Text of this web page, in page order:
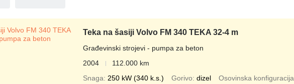
Teka na šasiji Volvo FM 340 TEKA 32-4 m
Građevinski strojevi - pumpa za beton
2004
112.000 km
Snaga
250 kW (340 k.s.) Gorivo dizel Osovinska konfiguracija